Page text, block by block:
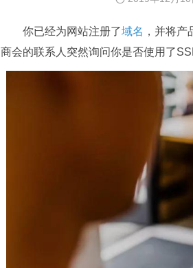
你已经为网站注册了域名 ，并将
商会的联系人突然询问你是否使用了